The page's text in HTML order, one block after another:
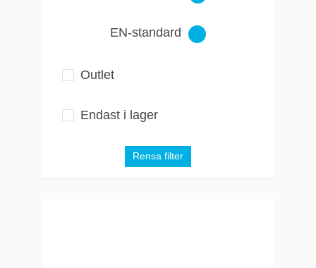
EN-standard
Outlet
Endast i lager
Rensa filter